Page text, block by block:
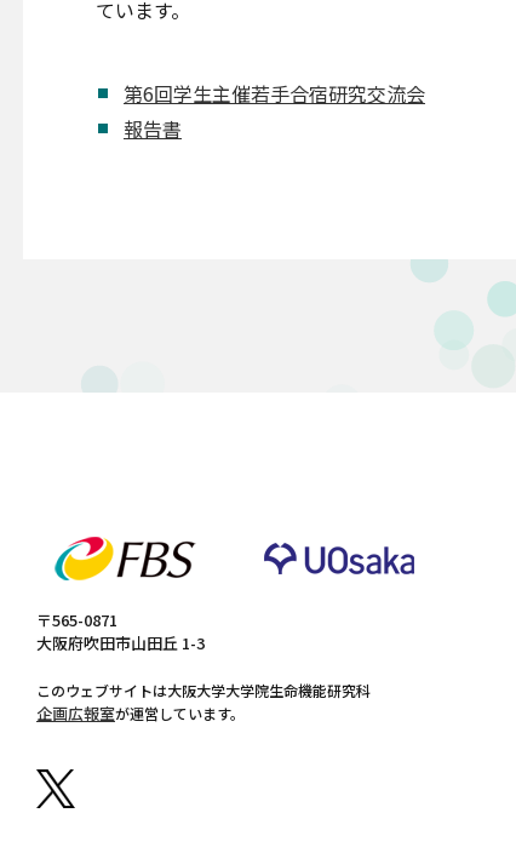
ています。
第6回学生主催若手合宿研究交流会
報告書
〒565-0871
大阪府吹田市山田丘 1-3
このウェブサイトは大阪大学大学院生命機能研究科
企画広報室が運営しています。